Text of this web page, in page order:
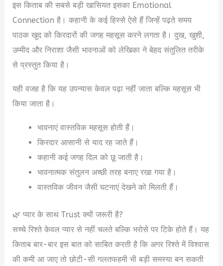
इस किताब की सबसे बड़ी खासियत इसका Emotional
Connection है। कहानी के कई हिस्से ऐसे हैं जिन्हें पढ़ते समय
पाठक खुद को किरदारों की जगह महसूस करने लगता है। दुख, खुशी,
उम्मीद और निराशा जैसी भावनाओं को लेखिका ने बेहद संतुलित तरीके
से प्रस्तुत किया है।
यही वजह है कि यह उपन्यास केवल पढ़ा नहीं जाता बल्कि महसूस भी
किया जाता है।
भावनाएं वास्तविक महसूस होती हैं।
किरदार आसानी से याद रह जाते हैं।
कहानी कई जगह दिल को छू जाती है।
भावनात्मक संतुलन अच्छी तरह बनाए रखा गया है।
वास्तविक जीवन जैसी घटनाएं देखने को मिलती हैं।
🌿 प्यार के साथ Trust क्यों जरूरी है?
सच्चे रिश्ते केवल प्यार से नहीं चलते बल्कि भरोसे पर टिके होते हैं। यह
किताब बार-बार इस बात को साबित करती है कि अगर रिश्ते में विश्वास
की कमी आ जाए तो छोटी-सी गलतफहमी भी बड़ी समस्या बन सकती